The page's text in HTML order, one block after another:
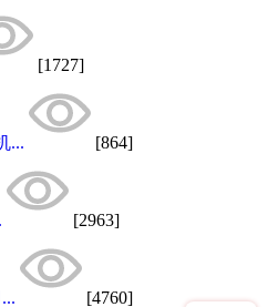
[1727]
... [864]
[2963]
[4760]